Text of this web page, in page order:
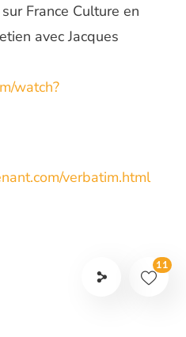
France Culture en
avec Jacques
watch?
verbatim.html
11